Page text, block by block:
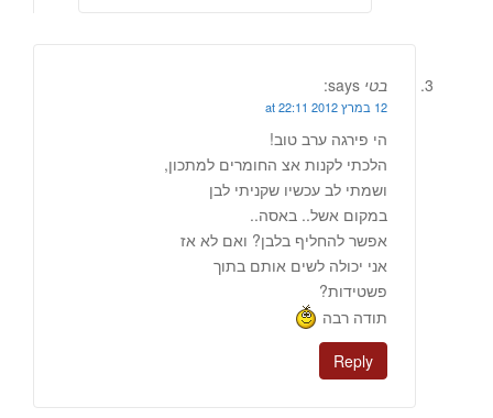
בטי says:
12 במרץ 2012 at 22:11
הי פירגה ערב טוב!
הלכתי לקנות אצ החומרים למתכון,
ושמתי לב עכשיו שקניתי לבן
במקום אשל.. באסה..
אפשר להחליף בלבן? ואם לא אז
אני יכולה לשים אותם בתוך
פשטידות?
תודה רבה
Reply